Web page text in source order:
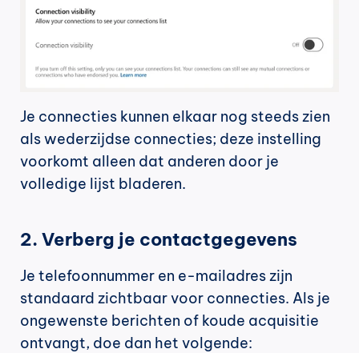
Je connecties kunnen elkaar nog steeds zien
als wederzijdse connecties; deze instelling
voorkomt alleen dat anderen door je
volledige lijst bladeren.
2. Verberg je contactgegevens
Je telefoonnummer en e-mailadres zijn
standaard zichtbaar voor connecties. Als je
ongewenste berichten of koude acquisitie
ontvangt, doe dan het volgende: